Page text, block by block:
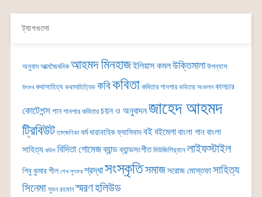
ট্যাগগুলো
অনুবাদ আত্মজৈবনিক আহমদ মিনহাজইলিয়াস কমলউক্তিমালা উপন্যাস
উৎসব কথাসাহিত্য কথাসাহিত্যিক কবিকবিতা কবিতার গানপার কবিতার সংকলন কালচার
কোটেশন্সগান গানপার কবিতার চয়ন ও অনুবাদনজাহেদ আহমদ
ট্রিবিউট তাৎক্ষণিকা ধর্ম ধারাবাহিকফ্যাসিবাদবইবইমেলাবাংলা গানবাংলা
সাহিত্য বাউল বিদিতা গোমেজব্যান্ডব্যান্ডসংগীত মিউজিশিয়্যান লাইফস্টাইল
শিবু কুমার শীল শেখ লুৎফর শ্রদ্ধাসংস্কৃতিসমাজসরোজ মোস্তফাসাহিত্য
সিনেমা সুমন রহমান স্মরণহলিউড